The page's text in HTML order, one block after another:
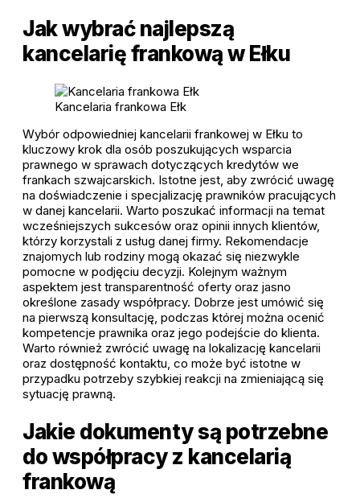
Jak wybrać najlepszą
kancelarię frankową w Ełku
Kancelaria frankowa Ełk
Wybór odpowiedniej kancelarii frankowej w Ełku to
kluczowy krok dla osób poszukujących wsparcia
prawnego w sprawach dotyczących kredytów we
frankach szwajcarskich. Istotne jest, aby zwrócić uwagę
na doświadczenie i specjalizację prawników pracujących
w danej kancelarii. Warto poszukać informacji na temat
wcześniejszych sukcesów oraz opinii innych klientów,
którzy korzystali z usług danej firmy. Rekomendacje
znajomych lub rodziny mogą okazać się niezwykle
pomocne w podjęciu decyzji. Kolejnym ważnym
aspektem jest transparentność oferty oraz jasno
określone zasady współpracy. Dobrze jest umówić się
na pierwszą konsultację, podczas której można ocenić
kompetencje prawnika oraz jego podejście do klienta.
Warto również zwrócić uwagę na lokalizację kancelarii
oraz dostępność kontaktu, co może być istotne w
przypadku potrzeby szybkiej reakcji na zmieniającą się
sytuację prawną.
Jakie dokumenty są potrzebne
do współpracy z kancelarią
frankową